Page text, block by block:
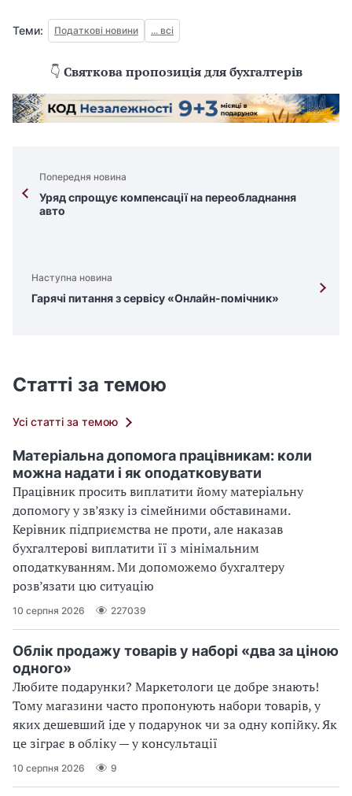
Теми: Податкові новини ... всі
👇 Святкова пропозиція для бухгалтерів
Попередня новина
Уряд спрощує компенсації на переобладнання
авто
Наступна новина
Гарячі питання з сервісу «Онлайн-помічник»
Статті за темою
Усі статті за темою
Матеріальна допомога працівникам: коли
можна надати і як оподатковувати
Працівник просить виплатити йому матеріальну
допомогу у зв’язку із сімейними обставинами.
Керівник підприємства не проти, але наказав
бухгалтерові виплатити її з мінімальним
оподаткуванням. Ми допоможемо бухгалтеру
розв’язати цю ситуацію
10 серпня 2026 227039
Облік продажу товарів у наборі «два за ціною
одного»
Любите подарунки? Маркетологи це добре знають!
Тому магазини часто пропонують набори товарів, у
яких дешевший іде у подарунок чи за одну копійку. Як
це зіграє в обліку — у консультації
10 серпня 2026 9